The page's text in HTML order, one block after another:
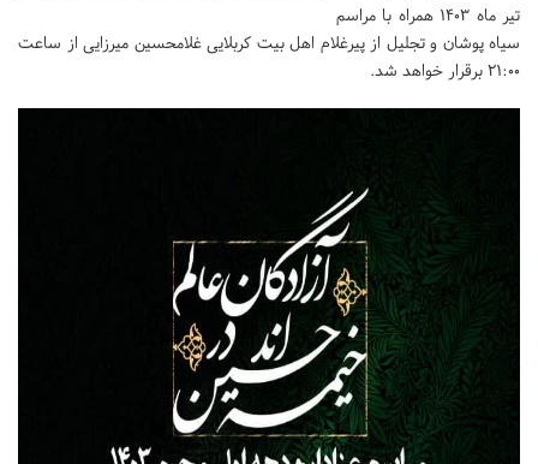
تیر ماه ۱۴۰۳ همراه با مراسم
سیاه پوشان و تجلیل از پیرغلام اهل بیت کربلایی غلامحسین میرزایی از ساعت
21:00 برقرار خواهد شد.